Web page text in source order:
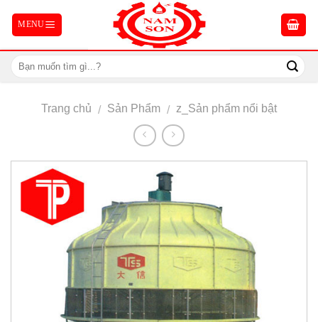
Trang chủ / Sản Phẩm / z_Sản phẩm nổi bật